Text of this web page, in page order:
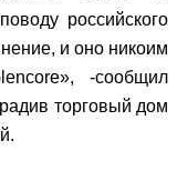
российского
и оно никоим
-сообщил
торговый дом